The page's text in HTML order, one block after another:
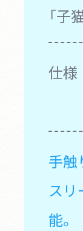
「子
仕様
手触
スリ
能。